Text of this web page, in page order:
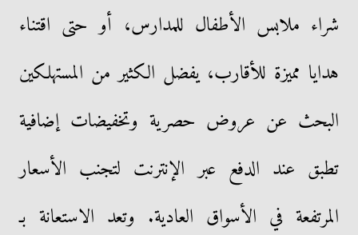
شراء ملابس الأطفال للمدارس، أو حتى اقتناء
هدايا مميزة للأقارب، يفضل الكثير من المستهلكين
البحث عن عروض حصرية وتخفيضات إضافية
تطبق عند الدفع عبر الإنترنت لتجنب الأسعار
المرتفعة في الأسواق العادية. وتعد الاستعانة بـ